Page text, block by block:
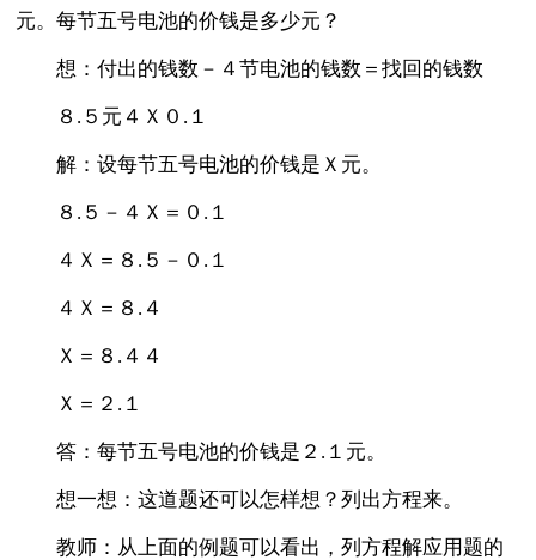
元。每节五号电池的价钱是多少元？
想：付出的钱数－４节电池的钱数＝找回的钱数
８.５元４Ｘ０.１
解：设每节五号电池的价钱是Ｘ元。
８.５－４Ｘ＝０.１
４Ｘ＝８.５－０.１
４Ｘ＝８.４
Ｘ＝８.４４
Ｘ＝２.１
答：每节五号电池的价钱是２.１元。
想一想：这道题还可以怎样想？列出方程来。
教师：从上面的例题可以看出，列方程解应用题的